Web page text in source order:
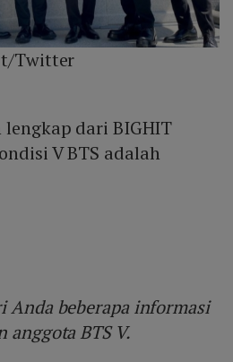
Twitter
dari BIGHIT
V BTS adalah
Anda beberapa informasi
anggota BTS V.